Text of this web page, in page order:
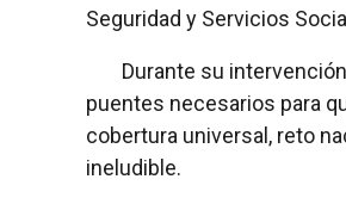
Seguridad y Servicios
Durante su
puentes necesarios para
cobertura universal, reto
ineludible.